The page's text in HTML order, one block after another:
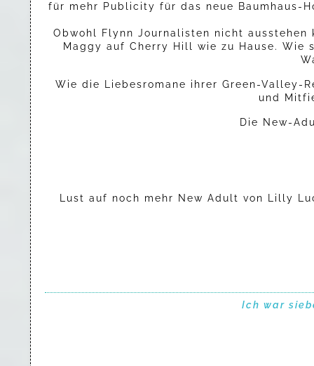
für mehr Publicity für das neue Baumhaus-
Obwohl Flynn Journalisten nicht
Maggy auf Cherry Hill wie zu Hause.
Wie die Liebesromane ihrer Green-Valley-
und
Die New-
Lust auf noch mehr New Adult von Lilly
Ich war